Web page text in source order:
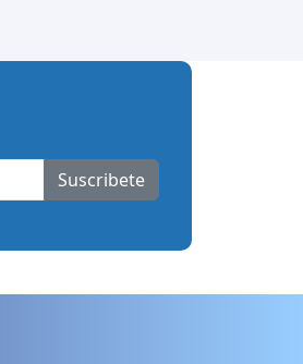
Suscribete